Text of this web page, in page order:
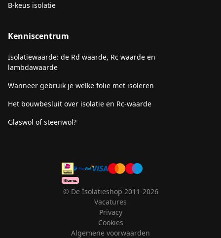
B-keus isolatie
Kenniscentrum
Isolatiewaarde: de Rd waarde, Rc waarde en
lambdawaarde
Wanneer gebruik je welke folie met isoleren
Het bouwbesluit over isolatie en Rc-waarde
Glaswol of steenwol?
© De Isolatieshop 2011-2026
Vacatures
Privacy
Cookies
Algemene voorwaarden